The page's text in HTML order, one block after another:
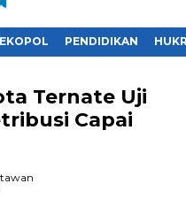
EKOPOL PENDIDIKAN
Ternate Uji
Capai